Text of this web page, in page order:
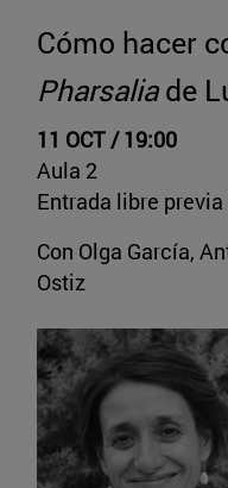
Cómo hacer
Pharsaliade
11 OCT / 19:00
Aula 2
Entrada libre
Con Olga García,
Ostiz